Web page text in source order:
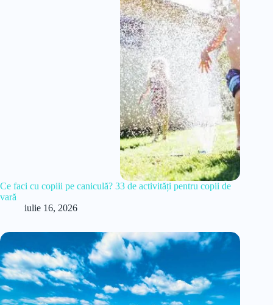
Ce faci cu copiii pe caniculă? 33 de activități pentru copii de
vară
iulie 16, 2026